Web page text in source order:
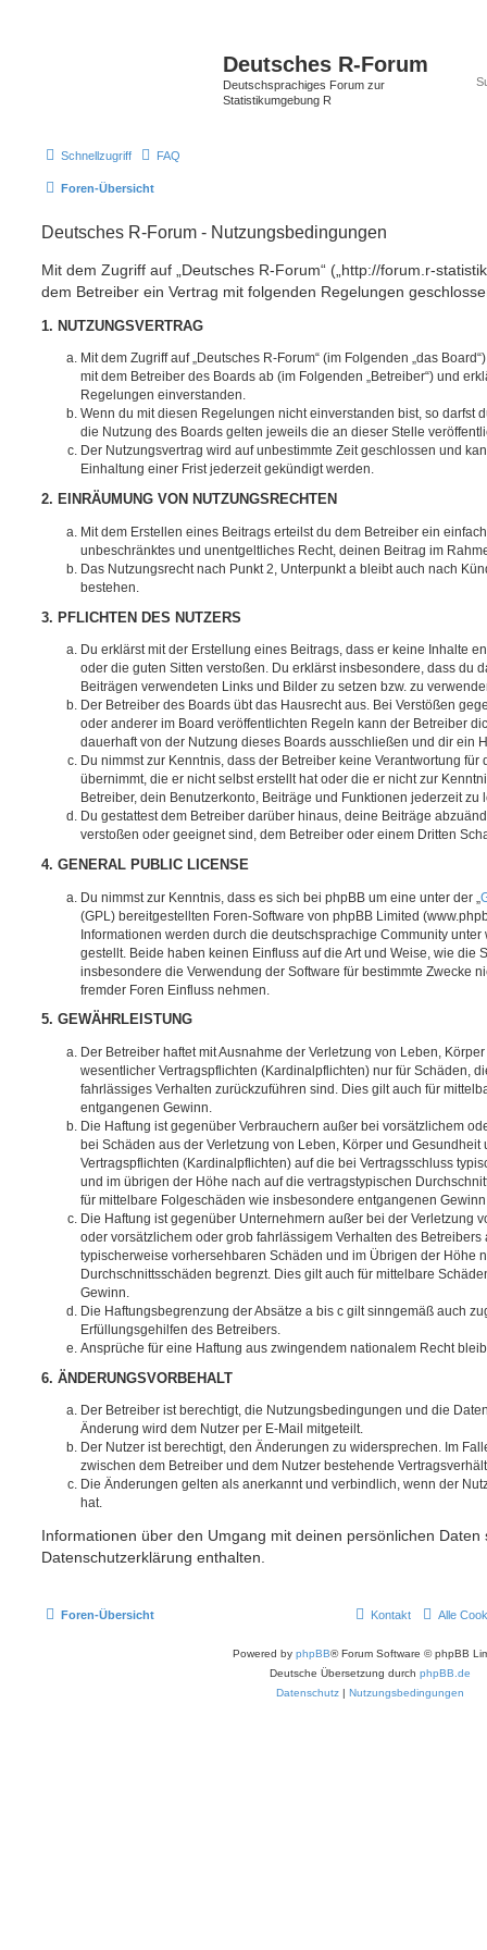
Deutsches R-Forum
Deutschsprachiges Forum zur
Statistikumgebung R
Schnellzugriff FAQ
Foren-Übersicht
Deutsches R-Forum - Nutzungsbedingungen
Mit dem Zugriff auf „Deutsches R-Forum“ („http://forum.r-
dem Betreiber ein Vertrag mit folgenden Regelungen
1. NUTZUNGSVERTRAG
Mit dem Zugriff auf „Deutsches R-Forum“ (im Folgenden „das
mit dem Betreiber des Boards ab (im Folgenden „Betreiber“) und
Regelungen einverstanden.
Wenn du mit diesen Regelungen nicht einverstanden bist, so darfst
die Nutzung des Boards gelten jeweils die an dieser Stelle
Der Nutzungsvertrag wird auf unbestimmte Zeit geschlossen und
Einhaltung einer Frist jederzeit gekündigt werden.
2. EINRÄUMUNG VON NUTZUNGSRECHTEN
Mit dem Erstellen eines Beitrags erteilst du dem Betreiber ein
unbeschränktes und unentgeltliches Recht, deinen Beitrag im
Das Nutzungsrecht nach Punkt 2, Unterpunkt a bleibt auch nach
bestehen.
3. PFLICHTEN DES NUTZERS
Du erklärst mit der Erstellung eines Beitrags, dass er keine Inhalte
oder die guten Sitten verstoßen. Du erklärst insbesondere, dass du
Beiträgen verwendeten Links und Bilder zu setzen bzw. zu
Der Betreiber des Boards übt das Hausrecht aus. Bei Verstößen
oder anderer im Board veröffentlichten Regeln kann der Betreiber
dauerhaft von der Nutzung dieses Boards ausschließen und dir ein
Du nimmst zur Kenntnis, dass der Betreiber keine Verantwortung für
übernimmt, die er nicht selbst erstellt hat oder die er nicht zur
Betreiber, dein Benutzerkonto, Beiträge und Funktionen jederzeit zu
Du gestattest dem Betreiber darüber hinaus, deine Beiträge
verstoßen oder geeignet sind, dem Betreiber oder einem Dritten
4. GENERAL PUBLIC LICENSE
Du nimmst zur Kenntnis, dass es sich bei phpBB um eine unter der „
(GPL) bereitgestellten Foren-Software von phpBB Limited
Informationen werden durch die deutschsprachige Community unter
gestellt. Beide haben keinen Einfluss auf die Art und Weise, wie die
insbesondere die Verwendung der Software für bestimmte Zwecke
fremder Foren Einfluss nehmen.
5. GEWÄHRLEISTUNG
Der Betreiber haftet mit Ausnahme der Verletzung von Leben,
wesentlicher Vertragspflichten (Kardinalpflichten) nur für Schäden,
fahrlässiges Verhalten zurückzuführen sind. Dies gilt auch für
entgangenen Gewinn.
Die Haftung ist gegenüber Verbrauchern außer bei vorsätzlichem
bei Schäden aus der Verletzung von Leben, Körper und
Vertragspflichten (Kardinalpflichten) auf die bei Vertragsschluss
und im übrigen der Höhe nach auf die vertragstypischen
für mittelbare Folgeschäden wie insbesondere entgangenen
Die Haftung ist gegenüber Unternehmern außer bei der Verletzung
oder vorsätzlichem oder grob fahrlässigem Verhalten des Betreibers
typischerweise vorhersehbaren Schäden und im Übrigen der Höhe
Durchschnittsschäden begrenzt. Dies gilt auch für mittelbare
Gewinn.
Die Haftungsbegrenzung der Absätze a bis c gilt sinngemäß auch
Erfüllungsgehilfen des Betreibers.
Ansprüche für eine Haftung aus zwingendem nationalem Recht
6. ÄNDERUNGSVORBEHALT
Der Betreiber ist berechtigt, die Nutzungsbedingungen und die
Änderung wird dem Nutzer per E-Mail mitgeteilt.
Der Nutzer ist berechtigt, den Änderungen zu widersprechen. Im
zwischen dem Betreiber und dem Nutzer bestehende
Die Änderungen gelten als anerkannt und verbindlich, wenn der
hat.
Informationen über den Umgang mit deinen persönlichen Daten
Datenschutzerklärung enthalten.
Foren-Übersicht Alle
Kontakt
Powered by phpBB® Forum Software © phpBB
Deutsche Übersetzung durch phpBB.de
Datenschutz | Nutzungsbedingungen